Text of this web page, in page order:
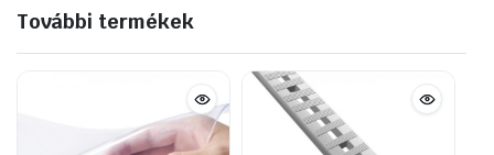
További termékek